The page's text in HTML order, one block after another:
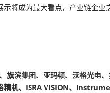
将成为最大看点，产业链企
旗滨集团、亚玛顿、沃格光电
精机、ISRA VISION、